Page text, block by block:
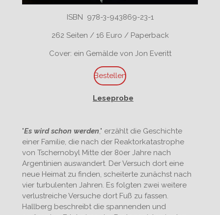
ISBN 978-3-943869-23-1
262 Seiten / 16 Euro / Paperback
Cover: ein Gemälde von Jon Everitt
Bestellen
Leseprobe
"Es wird schon werden," erzählt die Geschichte
einer Familie, die nach der Reaktorkatastrophe
von Tschernobyl Mitte der 80er Jahre nach
Argentinien auswandert. Der Versuch dort eine
neue Heimat zu finden, scheiterte zunächst nach
vier turbulenten Jahren. Es folgten zwei weitere
verlustreiche Versuche dort Fuß zu fassen.
Hallberg beschreibt die spannenden und